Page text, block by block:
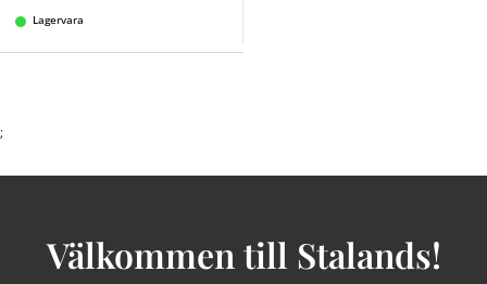
Lagervara
;
Välkommen till Stalands!